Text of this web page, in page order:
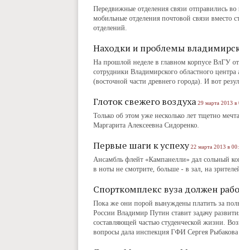
Передвижные отделения связи отправились
мобильные отделения почтовой связи вместо
отделений.
Находки и проблемы
На прошлой неделе в главном корпусе ВлГУ
сотрудники Владимирского областного
(восточной части древнего города). И вот
Глоток свежего воздуха 29 марта 2013 в
Только об этом уже несколько лет тщетно
Маргарита Алексеевна Сидоренко.
Первые шаги к успеху 22 марта 2013 в
Ансамбль флейт «Кампанелли» дал сольный
в ноты не смотрите, больше - в зал, на
Спорткомплекс вуза должен
Пока же они порой вынуждены платить за
России Владимир Путин ставит задачу
составляющей частью студенческой жизни.
вопросы дала инспекция ГФИ Сергея